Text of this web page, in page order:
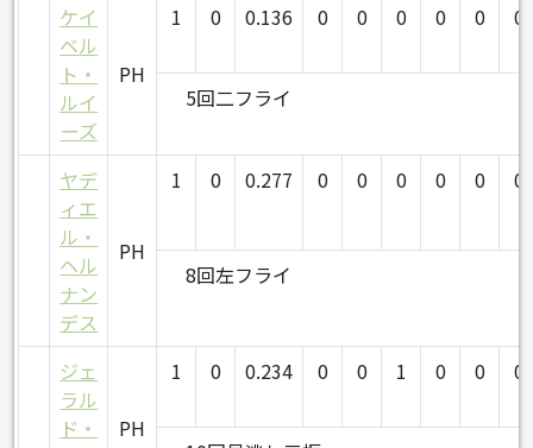
ケイ
ベル
ト・
ルイ
ーズ
PH
1 0 0.136 0 0 0 0 0 0
5回二フライ
ヤデ
ィエ
ル・
ヘル
ナン
デス
PH
1 0 0.277 0 0 0 0 0 0
8回左フライ
ジェ
ラル
ド・
PH
1 0 0.234 0 0 1 0 0 0